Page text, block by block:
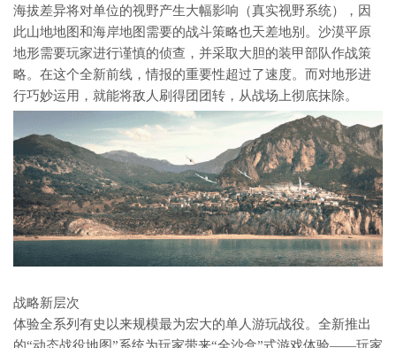
海拔差异将对单位的视野产生大幅影响（真实视野系统），因
此山地地图和海岸地图需要的战斗策略也天差地别。沙漠平原
地形需要玩家进行谨慎的侦查，并采取大胆的装甲部队作战策
略。在这个全新前线，情报的重要性超过了速度。而对地形进
行巧妙运用，就能将敌人刷得团团转，从战场上彻底抹除。
战略新层次
体验全系列有史以来规模最为宏大的单人游玩战役。全新推出